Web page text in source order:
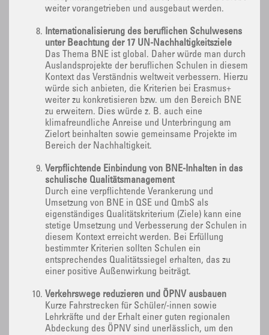
weiter vorangetrieben und ausgebaut werden.
Internationalisierung des beruflichen Schulwesens
unter Beachtung der 17 UN-Nachhaltigkeitsziele
Das Thema BNE ist global. Daher würde man durch
Auslandsprojekte der beruflichen Schulen in diesem
Kontext das Verständnis weltweit verbessern. Hierzu
würde sich anbieten, die Kriterien bei Erasmus+
weiter zu konkretisieren bzw. um den Bereich BNE
zu erweitern. Dies würde z. B. auch eine
klimafreundliche Anreise und Unterbringung am
Zielort beinhalten sowie gemeinsame Projekte im
Bereich der Nachhaltigkeit.
Verpflichtende Einbindung von BNE-Inhalten in das
schulische Qualitätsmanagement
Durch eine verpflichtende Verankerung und
Umsetzung von BNE in QSE und QmbS als
eigenständiges Qualitätskriterium (Ziele) kann eine
stetige Umsetzung und Verbesserung der Schulen in
diesem Kontext erreicht werden. Bei Erfüllung
bestimmter Kriterien sollten Schulen ein
entsprechendes Qualitätssiegel erhalten, das zu
einer positive Außenwirkung beiträgt.
Verkehrswege reduzieren und ÖPNV ausbauen
Kurze Fahrstrecken für Schüler/-innen sowie
Lehrkräfte und der Erhalt einer guten regionalen
Abdeckung des ÖPNV sind unerlässlich, um den